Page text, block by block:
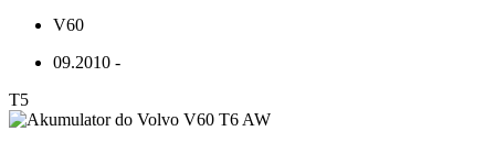
V60
09.2010 -
T5